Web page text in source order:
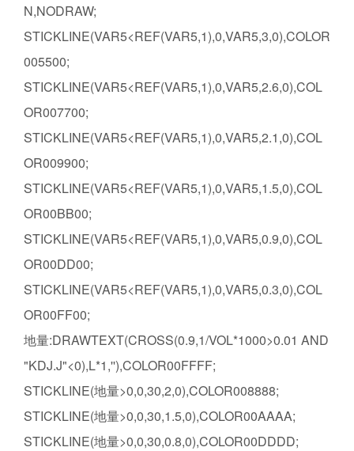
N,NODRAW;
STICKLINE(VAR5<REF(VAR5,1),0,VAR5,3,0),COLOR
005500;
STICKLINE(VAR5<REF(VAR5,1),0,VAR5,2.6,0),COL
OR007700;
STICKLINE(VAR5<REF(VAR5,1),0,VAR5,2.1,0),COL
OR009900;
STICKLINE(VAR5<REF(VAR5,1),0,VAR5,1.5,0),COL
OR00BB00;
STICKLINE(VAR5<REF(VAR5,1),0,VAR5,0.9,0),COL
OR00DD00;
STICKLINE(VAR5<REF(VAR5,1),0,VAR5,0.3,0),COL
OR00FF00;
地量:DRAWTEXT(CROSS(0.9,1/VOL*1000>0.01 AND
"KDJ.J"<0),L*1,''),COLOR00FFFF;
STICKLINE(地量>0,0,30,2,0),COLOR008888;
STICKLINE(地量>0,0,30,1.5,0),COLOR00AAAA;
STICKLINE(地量>0,0,30,0.8,0),COLOR00DDDD;